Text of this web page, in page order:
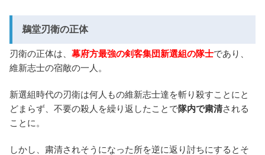
鵜堂刃衛の正体
刃衛の正体は、 幕府方最強の剣客集団新選組の隊士であり、
維新志士の宿敵の一人。
新選組時代の刃衛は何人もの維新志士達を斬り殺すことにと
どまらず、不要の殺人を繰り返したことで隊内で粛清される
ことに。
しかし、粛清されそうになった所を逆に返り討ちにするとそ